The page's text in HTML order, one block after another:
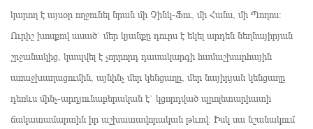
կարող է այսօր ողջունել նրան մի Չինկ-Ֆու, մի Հանս, մի Պողոս։
Ուրիշ խոսքով ասած` մեր կյանքը դուրս է եկել արդեն նեղնայիրյան
շրջանակից, կապվել է չորրորդ դասակարգի համաշխարհային
առաջխաղացումին, այնինչ մեր կենցաղը, մեր նայիրյան կենցաղը
դեռևս մինչ-արդյունաբերական է` կցորդված պրոլետարիատի
ճակատամարտին իր աշխատավորական թևով։ Իսկ սա նշանակում